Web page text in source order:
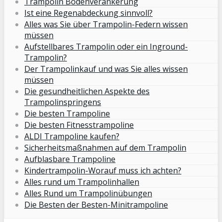
Ist eine Regenabdeckung sinnvoll?
Alles was Sie über Trampolin-Federn wissen
müssen
Aufstellbares Trampolin oder ein Inground-
Trampolin?
Der Trampolinkauf und was Sie alles wissen
müssen
Die gesundheitlichen Aspekte des
Trampolinspringens
Die besten Trampoline
Die besten Fitnesstrampoline
ALDI Trampoline kaufen?
Sicherheitsmaßnahmen auf dem Trampolin
Aufblasbare Trampoline
Kindertrampolin-Worauf muss ich achten?
Alles rund um Trampolinhallen
Alles Rund um Trampolinübungen
Die Besten der Besten-Minitrampoline